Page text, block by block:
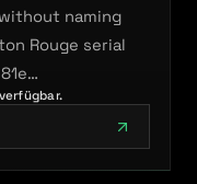
naming
Rouge serial